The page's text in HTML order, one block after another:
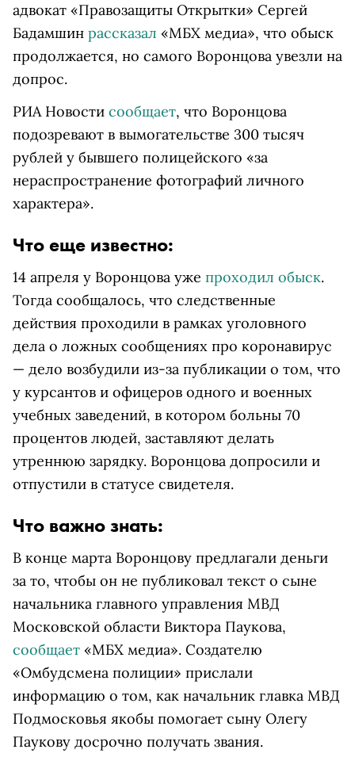
адвокат «Правозащиты Открытки» Сергей
Бадамшин рассказал «МБХ медиа», что обыск
продолжается, но самого Воронцова увезли на
допрос.
РИА Новости сообщает, что Воронцова
подозревают в вымогательстве 300 тысяч
рублей у бывшего полицейского «за
нераспространение фотографий личного
характера».
Что еще известно:
14 апреля у Воронцова уже проходил обыск.
Тогда сообщалось, что следственные
действия проходили в рамках уголовного
дела о ложных сообщениях про коронавирус
— дело возбудили из-за публикации о том, что
у курсантов и офицеров одного и военных
учебных заведений, в котором больны 70
процентов людей, заставляют делать
утреннюю зарядку. Воронцова допросили и
отпустили в статусе свидетеля.
Что важно знать:
В конце марта Воронцову предлагали деньги
за то, чтобы он не публиковал текст о сыне
начальника главного управления МВД
Московской области Виктора Паукова,
сообщает «МБХ медиа». Создателю
«Омбудсмена полиции» прислали
информацию о том, как начальник главка МВД
Подмосковья якобы помогает сыну Олегу
Паукову досрочно получать звания.